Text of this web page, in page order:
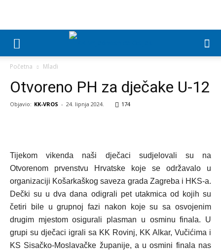
Početna Mladi
Otvoreno PH za dječake U-12
Objavio: KK-VROS - 24. lipnja 2024. 174
Tijekom vikenda naši dječaci sudjelovali su na
Otvorenom prvenstvu Hrvatske koje se održavalo u
organizaciji Košarkaškog saveza grada Zagreba i HKS-a.
Dečki su u dva dana odigrali pet utakmica od kojih su
četiri bile u grupnoj fazi nakon koje su sa osvojenim
drugim mjestom osigurali plasman u osminu finala. U
grupi su dječaci igrali sa KK Rovinj, KK Alkar, Vučićima i
KS Sisačko-Moslavačke županije, a u osmini finala nas